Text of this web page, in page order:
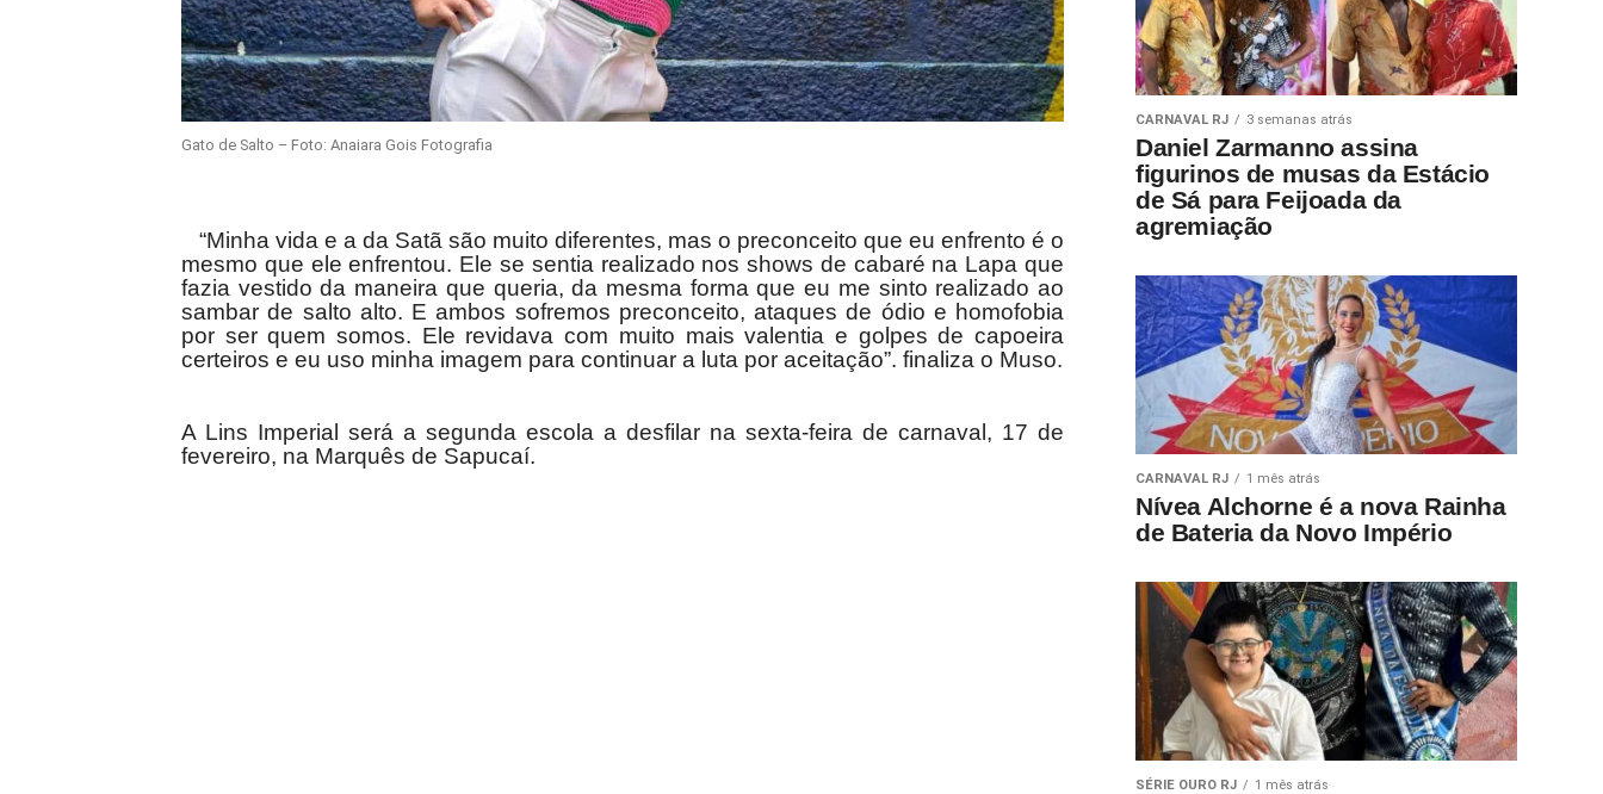
Gato de Salto – Foto: Anaiara Gois Fotografia
“Minha vida e a da Satã são muito diferentes, mas o preconceito que eu enfrento é o
mesmo que ele enfrentou. Ele se sentia realizado nos shows de cabaré na Lapa que
fazia vestido da maneira que queria, da mesma forma que eu me sinto realizado ao
sambar de salto alto. E ambos sofremos preconceito, ataques de ódio e homofobia
por ser quem somos. Ele revidava com muito mais valentia e golpes de capoeira
certeiros e eu uso minha imagem para continuar a luta por aceitação”. finaliza o Muso.
A Lins Imperial será a segunda escola a desfilar na sexta-feira de carnaval, 17 de
fevereiro, na Marquês de Sapucaí.
CARNAVAL RJ 3 semanas atrás
Daniel Zarmanno assina
figurinos de musas da Estácio
de Sá para Feijoada da
agremiação
CARNAVAL RJ 1 mês atrás
Nívea Alchorne é a nova Rainha
de Bateria da Novo Império
SÉRIE OURO RJ 1 mês atrás